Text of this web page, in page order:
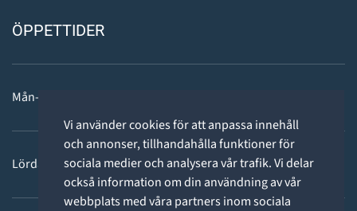
Vi använder cookies för att anpassa innehåll
och annonser, tillhandahålla funktioner för
sociala medier och analysera vår trafik. Vi delar
också information om din användning av vår
webbplats med våra partners inom sociala
ÖPPETTIDER
Mån-fre: 11 - 18
Lördag: 11-15